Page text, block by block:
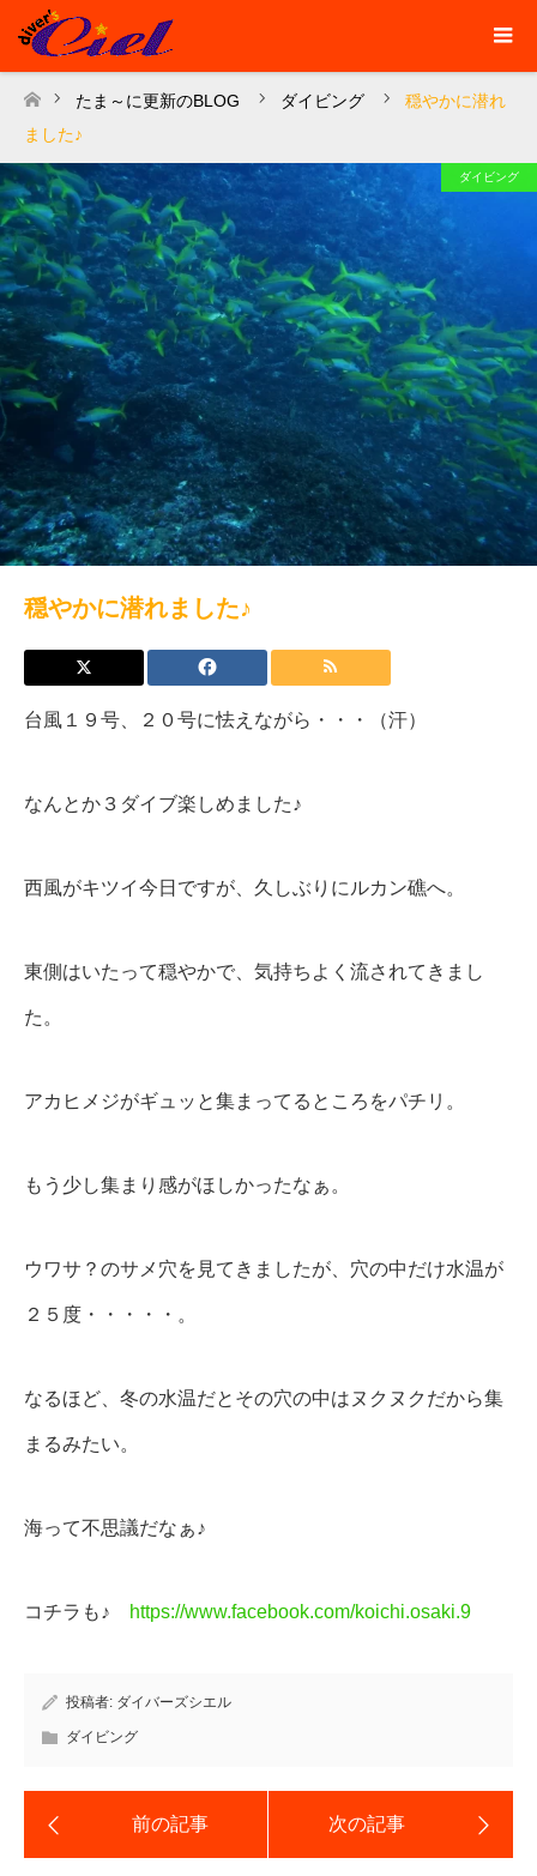
ホーム
たま～に更新のBLOG ダイビング
穏やかに潜れ
ました♪
ダイビング
穏やかに潜れました♪
台風１９号、２０号に怯えながら・・・（汗）
なんとか３ダイブ楽しめました♪
西風がキツイ今日ですが、久しぶりにルカン礁へ。
東側はいたって穏やかで、気持ちよく流されてきまし
た。
アカヒメジがギュッと集まってるところをパチリ。
もう少し集まり感がほしかったなぁ。
ウワサ？のサメ穴を見てきましたが、穴の中だけ水温が
２５度・・・・・。
なるほど、冬の水温だとその穴の中はヌクヌクだから集
まるみたい。
海って不思議だなぁ♪
コチラも♪ https://www.facebook.com/koichi.osaki.9
投稿者: ダイバーズシエル
ダイビング